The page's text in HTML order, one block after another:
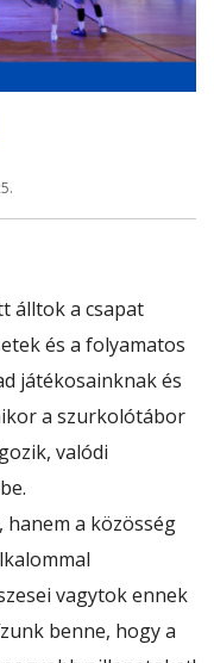
álltok a csapat
és a folyamatos
játékosainknak és
a szurkolótábor
valódi
hanem a közösség
vagytok ennek
benne, hogy a